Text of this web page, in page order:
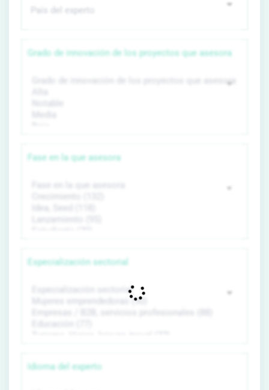
Grado de innovación de los proyectos que asesora
Fase en la que asesora
Especialización sectorial
Idioma del experto